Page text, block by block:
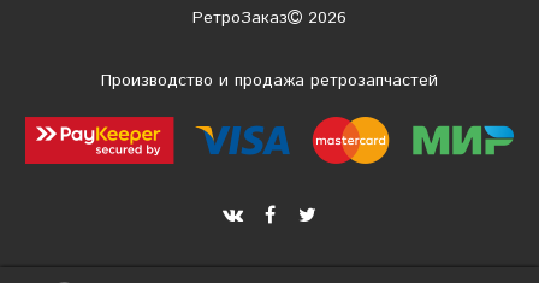
РетроЗаказ 2026
Производство и продажа ретрозапчастей